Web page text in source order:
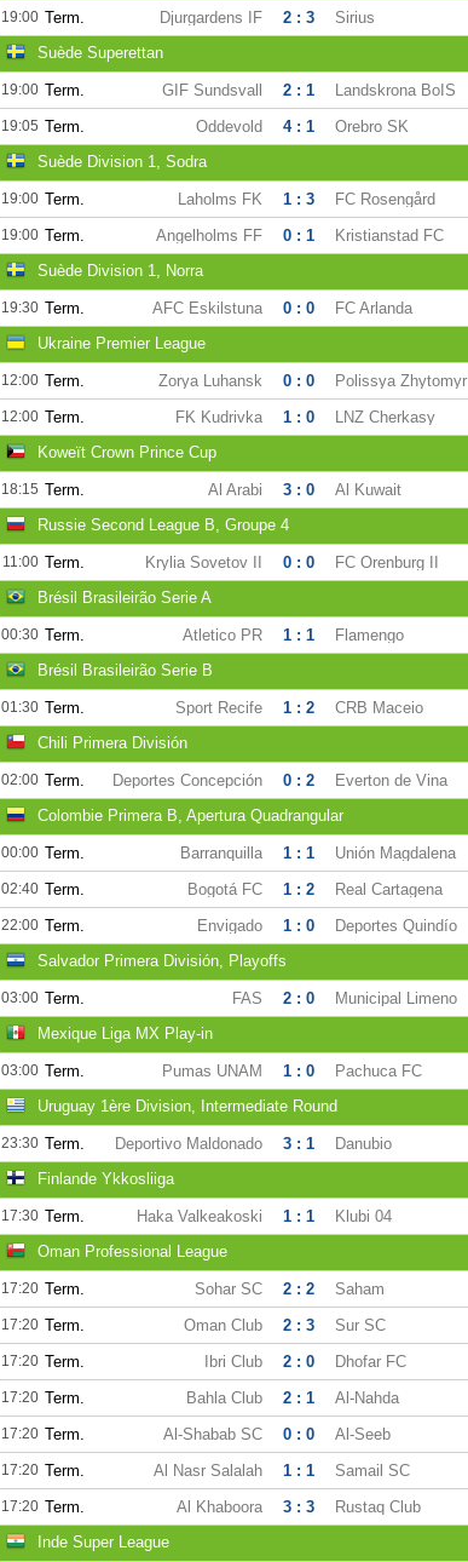
19:00 Term. Djurgardens IF 2 : 3
Sirius
Suède Superettan
19:00 Term. GIF Sundsvall 2 : 1 Landskrona BoIS
19:05 Term. Oddevold 4 : 1
Örebro SK
Suède Division 1, Sodra
19:00 Term. Laholms FK 1 : 3 FC Rosengård
19:00 Term. Ängelholms FF 0 : 1
Kristianstad FC
Suède Division 1, Norra
19:30 Term. AFC Eskilstuna 0 : 0
FC Arlanda
Ukraine Premier League
12:00 Term. Zorya Luhansk 0 : 0 Polissya Zhytomyr
12:00 Term. FK Kudrivka 1 : 0
LNZ Cherkasy
Koweït Crown Prince Cup
18:15 Term. Al Arabi 3 : 0
Al Kuwait
Russie Second League B, Groupe 4
11:00 Term. Krylia Sovetov II 0 : 0
FC Orenburg II
Brésil Brasileirão Serie A
00:30 Term. Atletico PR 1 : 1
Flamengo
Brésil Brasileirão Serie B
01:30 Term. Sport Recife 1 : 2
CRB Maceio
Chili Primera División
02:00 Term. Deportes Concepción 0 : 2
Everton de Vina
Colombie Primera B, Apertura Quadrangular
00:00 Term. Barranquilla 1 : 1 Unión Magdalena
02:40 Term. Bogotá FC 1 : 2 Real Cartagena
22:00 Term. Envigado 1 : 0
Deportes Quindío
Salvador Primera División, Playoffs
03:00 Term. FAS 2 : 0
Municipal Limeno
Mexique Liga MX Play-in
03:00 Term. Pumas UNAM 1 : 0
Pachuca FC
Uruguay 1ère Division, Intermediate Round
23:30 Term. Deportivo Maldonado 3 : 1
Danubio
Finlande Ykkosliiga
17:30 Term. Haka Valkeakoski 1 : 1
Klubi 04
Oman Professional League
17:20 Term. Sohar SC 2 : 2 Saham
17:20 Term. Oman Club 2 : 3 Sur SC
17:20 Term. Ibri Club 2 : 0 Dhofar FC
17:20 Term. Bahla Club 2 : 1 Al-Nahda
17:20 Term. Al-Shabab SC 0 : 0 Al-Seeb
17:20 Term. Al Nasr Salalah 1 : 1 Samail SC
17:20 Term. Al Khaboora 3 : 3
Rustaq Club
Inde Super League